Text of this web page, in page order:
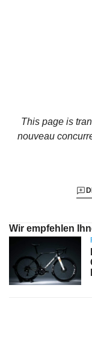
This page is
nouveau
Wir empfehlen